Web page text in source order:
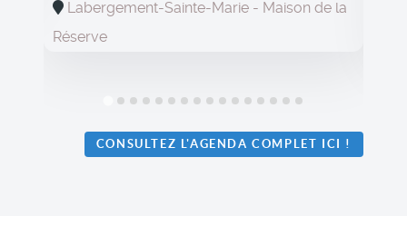
Labergement-Sainte-Marie - Maison de la
Réserve
CONSULTEZ L'AGENDA COMPLET ICI !